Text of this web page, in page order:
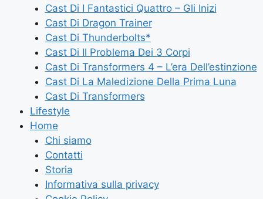
Cast Di I Fantastici Quattro – Gli Inizi
Cast Di Dragon Trainer
Cast Di Thunderbolts*
Cast Di Il Problema Dei 3 Corpi
Cast Di Transformers 4 – L’era Dell’estinzione
Cast Di La Maledizione Della Prima Luna
Cast Di Transformers
Lifestyle
Home
Chi siamo
Contatti
Storia
Informativa sulla privacy